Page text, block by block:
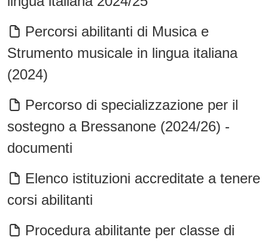
Percorsi abilitanti di Musica e
Strumento musicale in lingua italiana
(2024)
Percorso di specializzazione per il
sostegno a Bressanone (2024/26) -
documenti
Elenco istituzioni accreditate a tenere
corsi abilitanti
Procedura abilitante per classe di